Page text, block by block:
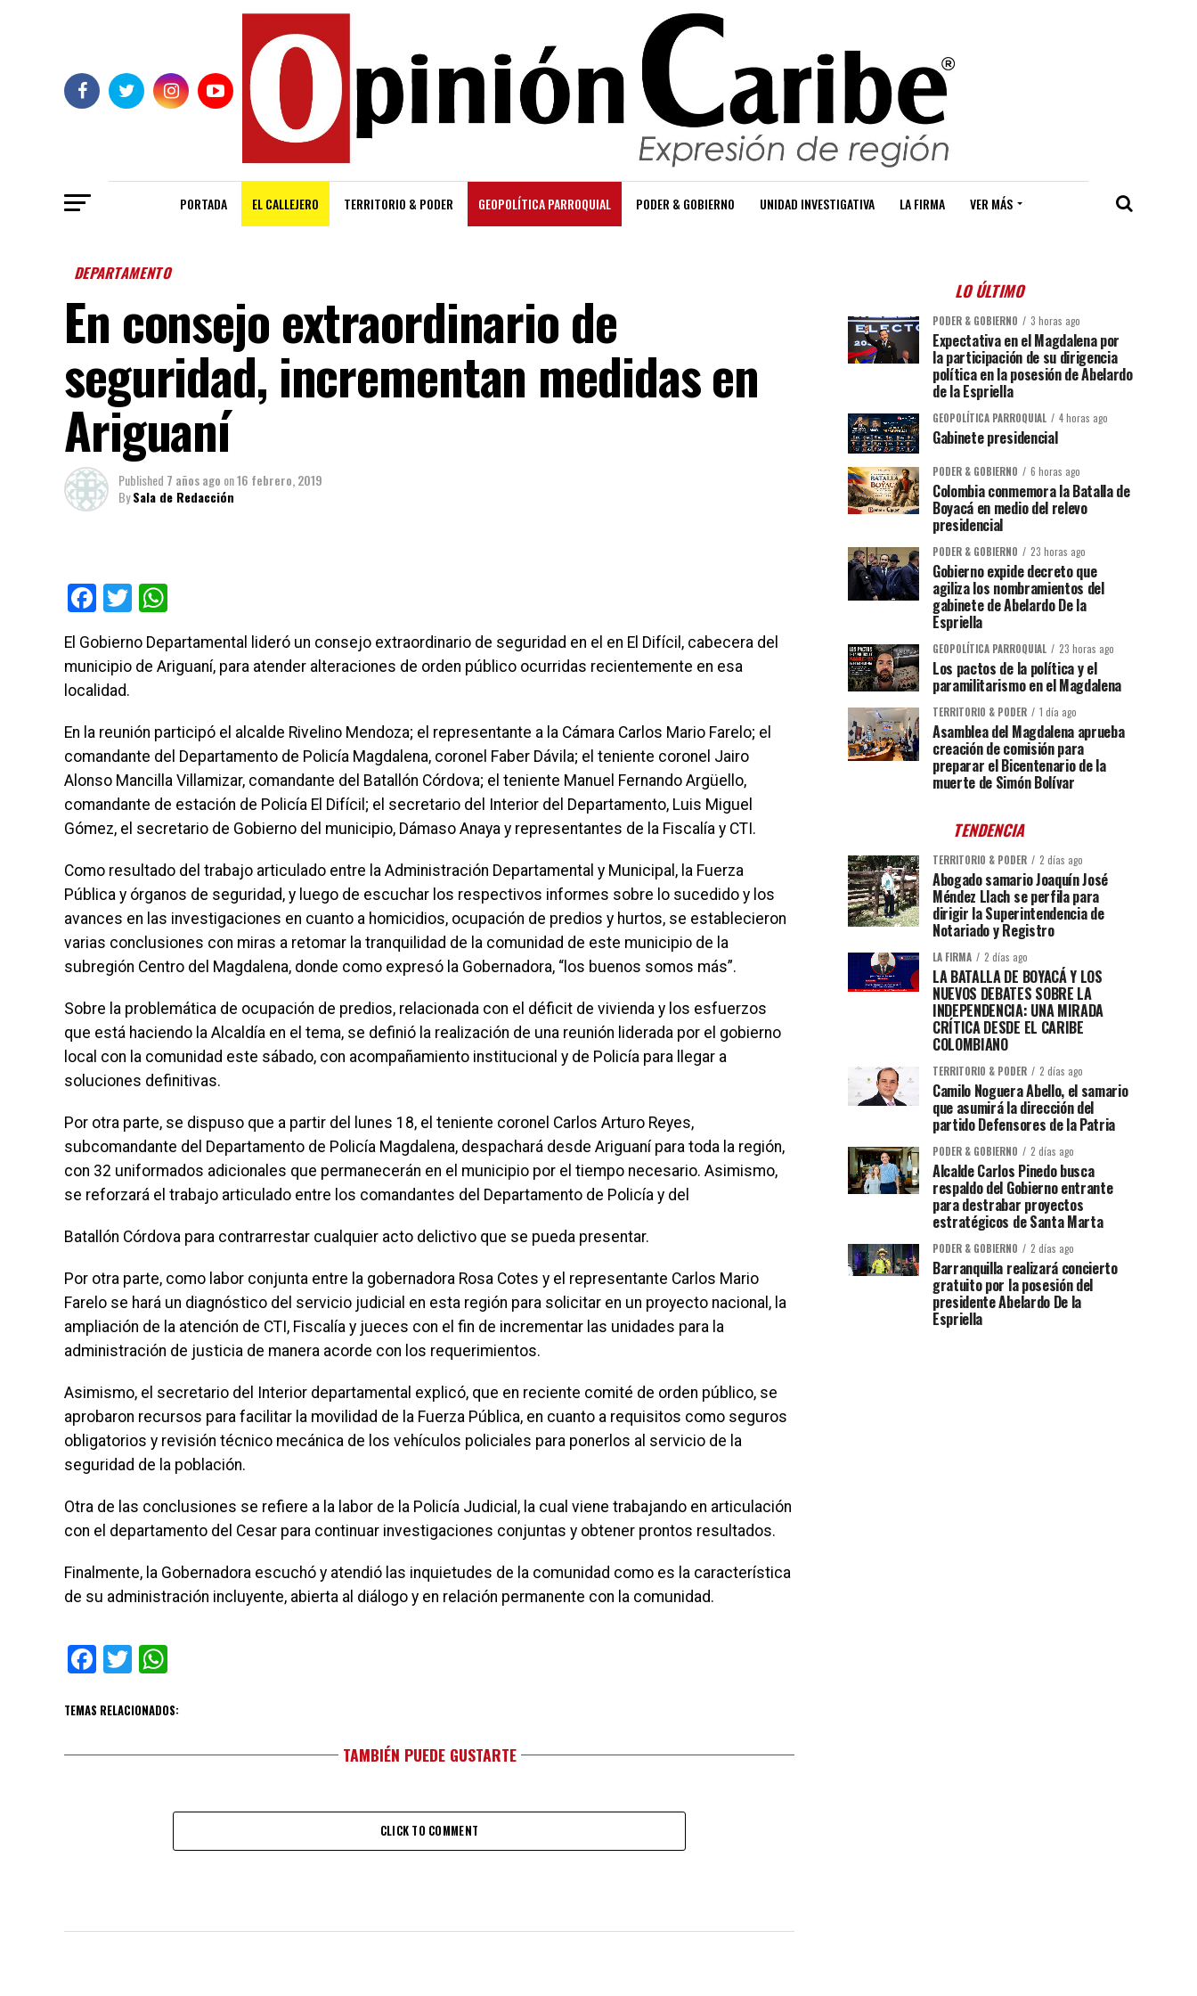
PORTADA EL CALLEJERO TERRITORIO & PODER GEOPOLÍTICA PARROQUIAL PODER & GOBIERNO UNIDAD INVESTIGATIVA LA FIRMA VER MÁS
DEPARTAMENTO
En consejo extraordinario de
seguridad, incrementan medidas en
Ariguaní
Published 7 años ago on16 febrero, 2019
BySala de Redacción
Facebook
Twitter
El Gobierno Departamental lideró un consejo extraordinario de seguridad en el en El Difícil, cabecera del
municipio de Ariguaní, para atender alteraciones de orden público ocurridas recientemente en esa
localidad.
En la reunión participó el alcalde Rivelino Mendoza; el representante a la Cámara Carlos Mario Farelo; el
comandante del Departamento de Policía Magdalena, coronel Faber Dávila; el teniente coronel Jairo
Alonso Mancilla Villamizar, comandante del Batallón Córdova; el teniente Manuel Fernando Argüello,
comandante de estación de Policía El Difícil; el secretario del Interior del Departamento, Luis Miguel
Gómez, el secretario de Gobierno del municipio, Dámaso Anaya y representantes de la Fiscalía y CTI.
Como resultado del trabajo articulado entre la Administración Departamental y Municipal, la Fuerza
Pública y órganos de seguridad, y luego de escuchar los respectivos informes sobre lo sucedido y los
avances en las investigaciones en cuanto a homicidios, ocupación de predios y hurtos, se establecieron
varias conclusiones con miras a retomar la tranquilidad de la comunidad de este municipio de la
subregión Centro del Magdalena, donde como expresó la Gobernadora, “los buenos somos más”.
Sobre la problemática de ocupación de predios, relacionada con el déficit de vivienda y los esfuerzos
que está haciendo la Alcaldía en el tema, se definió la realización de una reunión liderada por el gobierno
local con la comunidad este sábado, con acompañamiento institucional y de Policía para llegar a
soluciones definitivas.
Por otra parte, se dispuso que a partir del lunes 18, el teniente coronel Carlos Arturo Reyes,
subcomandante del Departamento de Policía Magdalena, despachará desde Ariguaní para toda la región,
con 32 uniformados adicionales que permanecerán en el municipio por el tiempo necesario. Asimismo,
se reforzará el trabajo articulado entre los comandantes del Departamento de Policía y del
Batallón Córdova para contrarrestar cualquier acto delictivo que se pueda presentar.
Por otra parte, como labor conjunta entre la gobernadora Rosa Cotes y el representante Carlos Mario
Farelo se hará un diagnóstico del servicio judicial en esta región para solicitar en un proyecto nacional, la
ampliación de la atención de CTI, Fiscalía y jueces con el fin de incrementar las unidades para la
administración de justicia de manera acorde con los requerimientos.
Asimismo, el secretario del Interior departamental explicó, que en reciente comité de orden público, se
aprobaron recursos para facilitar la movilidad de la Fuerza Pública, en cuanto a requisitos como seguros
obligatorios y revisión técnico mecánica de los vehículos policiales para ponerlos al servicio de la
seguridad de la población.
Otra de las conclusiones se refiere a la labor de la Policía Judicial, la cual viene trabajando en articulación
con el departamento del Cesar para continuar investigaciones conjuntas y obtener prontos resultados.
Finalmente, la Gobernadora escuchó y atendió las inquietudes de la comunidad como es la característica
de su administración incluyente, abierta al diálogo y en relación permanente con la comunidad.
Facebook
Twitter
TEMAS RELACIONADOS:
TAMBIÉN PUEDE GUSTARTE
CLICK TO COMMENT
LO ÚLTIMO
PODER & GOBIERNO 3 horas ago
Expectativa en el Magdalena por
la participación de su dirigencia
política en la posesión de Abelardo
de la Espriella
GEOPOLÍTICA PARROQUIAL 4 horas ago
Gabinete presidencial
PODER & GOBIERNO 6 horas ago
Colombia conmemora la Batalla de
Boyacá en medio del relevo
presidencial
PODER & GOBIERNO 23 horas ago
Gobierno expide decreto que
agiliza los nombramientos del
gabinete de Abelardo De la
Espriella
GEOPOLÍTICA PARROQUIAL 23 horas ago
Los pactos de la política y el
paramilitarismo en el Magdalena
TERRITORIO & PODER 1 día ago
Asamblea del Magdalena aprueba
creación de comisión para
preparar el Bicentenario de la
muerte de Simón Bolívar
TENDENCIA
TERRITORIO & PODER 2 días ago
Abogado samario Joaquín José
Méndez Llach se perfila para
dirigir la Superintendencia de
Notariado y Registro
LA FIRMA 2 días ago
LA BATALLA DE BOYACÁ Y LOS
NUEVOS DEBATES SOBRE LA
INDEPENDENCIA: UNA MIRADA
CRÍTICA DESDE EL CARIBE
COLOMBIANO
TERRITORIO & PODER 2 días ago
Camilo Noguera Abello, el samario
que asumirá la dirección del
partido Defensores de la Patria
PODER & GOBIERNO 2 días ago
Alcalde Carlos Pinedo busca
respaldo del Gobierno entrante
para destrabar proyectos
estratégicos de Santa Marta
PODER & GOBIERNO 2 días ago
Barranquilla realizará concierto
gratuito por la posesión del
presidente Abelardo De la
Espriella